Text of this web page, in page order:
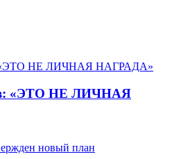
«ЭТО НЕ ЛИЧНАЯ